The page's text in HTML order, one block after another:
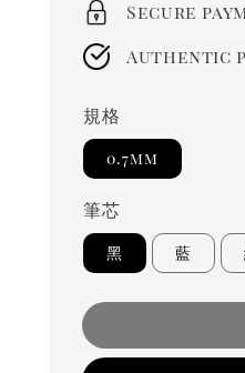
Secure
Authentic
規格
0.7mm
筆芯
黑 藍